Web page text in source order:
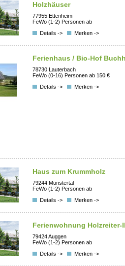
Holzhäuser
77955 Ettenheim
FeWo (1-2) Personen ab
Details ->
Merken ->
Ferienhaus / Bio-Hof
78730 Lauterbach
FeWo (0-16) Personen ab 150 €
Details ->
Merken ->
Haus zum Krummholz
79244 Münstertal
FeWo (1-2) Personen ab
Details ->
Merken ->
Ferienwohnung Holzreiter-
79424 Auggen
FeWo (1-2) Personen ab
Details ->
Merken ->